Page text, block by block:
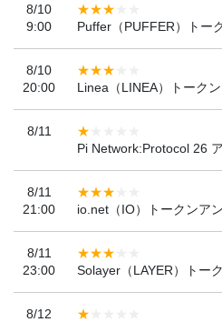
8/10
9:00
Puffer（PUFFER）トー
8/10
20:00
Linea（LINEA）トーク
8/11
Pi Network:Protocol 26
8/11
21:00
io.net（IO）トークンア
8/11
23:00
Solayer（LAYER）トー
8/12